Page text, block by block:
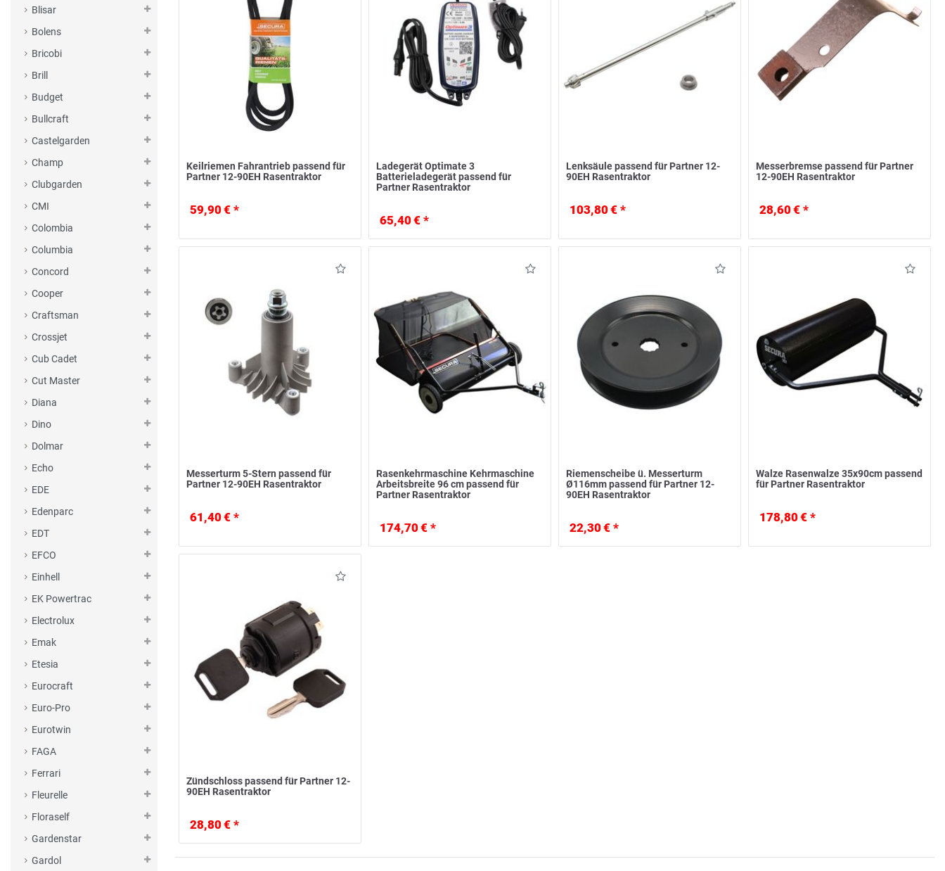
Blisar
Bolens
Bricobi
Brill
Budget
Bullcraft
Castelgarden
Champ
Clubgarden
CMI
Colombia
Columbia
Concord
Cooper
Craftsman
Crossjet
Cub Cadet
Cut Master
Diana
Dino
Dolmar
Echo
EDE
Edenparc
EDT
EFCO
Einhell
EK Powertrac
Electrolux
Emak
Etesia
Eurocraft
Euro-Pro
Eurotwin
FAGA
Ferrari
Fleurelle
Floraself
Gardenstar
Gardol
Keilriemen Fahrantrieb passend für
Partner 12-90EH Rasentraktor
59,90 € *
Ladegerät Optimate 3
Batterieladegerät passend für
Partner Rasentraktor
65,40 € *
Lenksäule passend für Partner 12-
90EH Rasentraktor
103,80 € *
Messerbremse passend für Partner
12-90EH Rasentraktor
28,60 € *
Messerturm 5-Stern passend für
Partner 12-90EH Rasentraktor
61,40 € *
Rasenkehrmaschine Kehrmaschine
Arbeitsbreite 96 cm passend für
Partner Rasentraktor
174,70 € *
Riemenscheibe ü. Messerturm
Ø116mm passend für Partner 12-
90EH Rasentraktor
22,30 € *
Walze Rasenwalze 35x90cm passend
für Partner Rasentraktor
178,80 € *
Zündschloss passend für Partner 12-
90EH Rasentraktor
28,80 € *